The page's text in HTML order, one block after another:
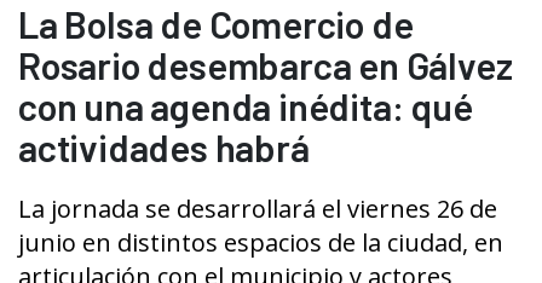
La Bolsa de Comercio de
Rosario desembarca en Gálvez
con una agenda inédita: qué
actividades habrá
La jornada se desarrollará el viernes 26 de
junio en distintos espacios de la ciudad, en
articulación con el municipio y actores